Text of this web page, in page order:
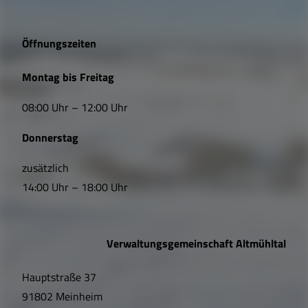
e
L
n
k
s
f
Öffnungszeiten
Montag bis Freitag
08:00 Uhr – 12:00 Uhr
Donnerstag
zusätzlich
14:00 Uhr – 18:00 Uhr
Verwaltungsgemeinschaft Altmühltal
Hauptstraße 37
91802 Meinheim